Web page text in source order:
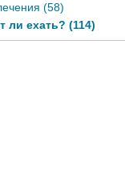
(58)
ли ехать? (114)